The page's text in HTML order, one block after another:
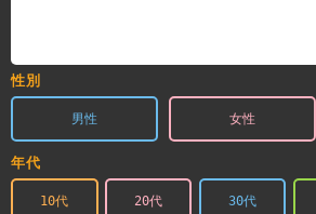
性別
男性 女性
年代
10代 20代 30代